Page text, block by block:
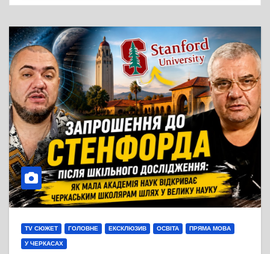
TV СЮЖЕТ ГОЛОВНЕ ЕКСКЛЮЗИВ ОСВІТА ПРЯМА МОВА
У ЧЕРКАСАХ